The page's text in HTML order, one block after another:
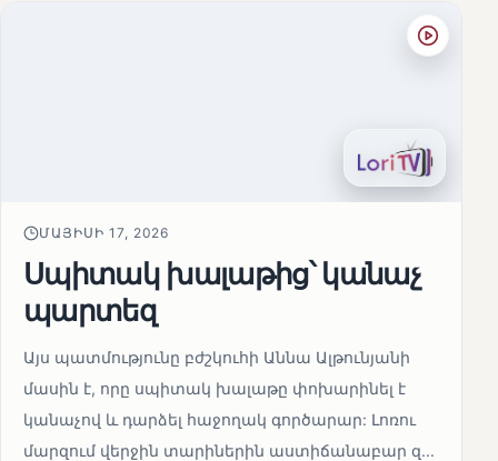
ՄԱՅԻՍԻ 17, 2026
Սպիտակ խալաթից՝ կանաչ
պարտեզ
Այս պատմությունը բժշկուհի Աննա Ալթունյանի
մասին է, որը սպիտակ խալաթը փոխարինել է
կանաչով և դարձել հաջողակ գործարար: Լոռու
մարզում վերջին տարիներին աստիճանաբար զ...